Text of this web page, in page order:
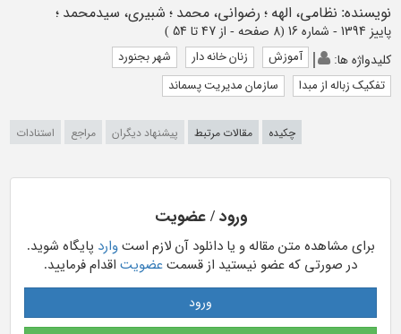
نویسنده: نظامی، الهه ؛ رضوانی، محمد ؛ شبیری، سیدمحمد ؛
پاییز 1394 - شماره 16 (‎8 صفحه - از 47 تا 54 )
کلیدواژه ها: آموزش زنان خانه دار شهر بجنورد
تفکیک زباله از مبدا سازمان مدیریت پسماند
چکیده مقالات مرتبط پیشنهاد دیگران مراجع استنادات
ورود / عضویت
برای مشاهده متن مقاله و یا دانلود آن لازم استوارد پایگاه شوید.
در صورتی که عضو نیستید از قسمت عضویت اقدام فرمایید.
ورود